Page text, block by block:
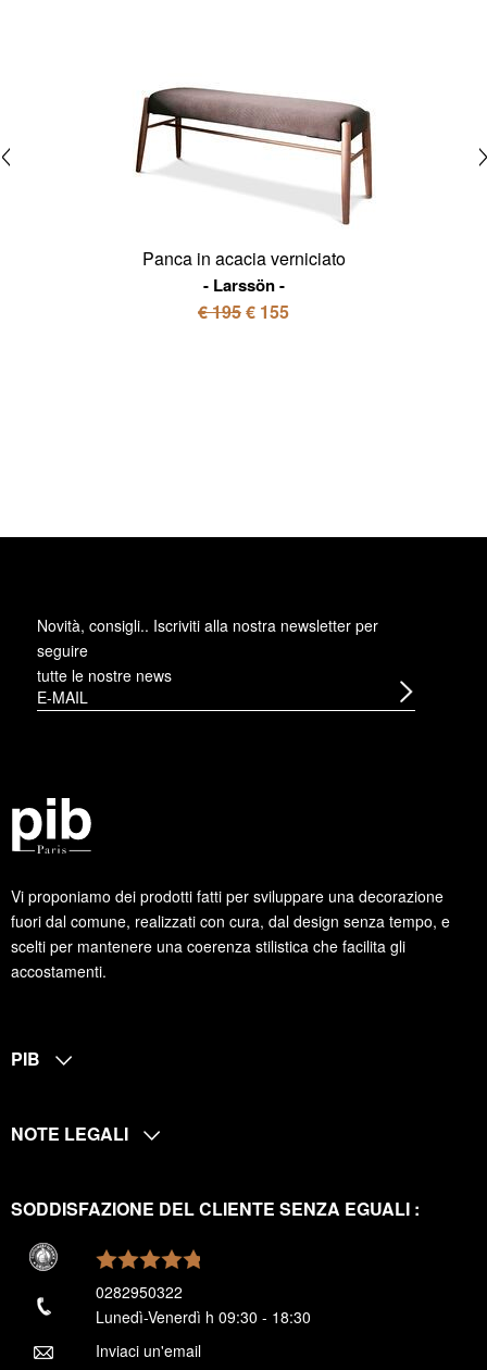
Panca in acacia verniciato
Larssön
€ 195€ 155
Vi proponiamo dei prodotti fatti per sviluppare una decorazione
fuori dal comune, realizzati con cura, dal design senza tempo, e
scelti per mantenere una coerenza stilistica che facilita gli
accostamenti.
Novità, consigli.. Iscriviti alla nostra newsletter per
seguire
tutte le nostre news
PIB
NOTE LEGALI
SODDISFAZIONE DEL CLIENTE SENZA EGUALI :
0282950322
Lunedì-Venerdì h 09:30 - 18:30
Inviaci un'email